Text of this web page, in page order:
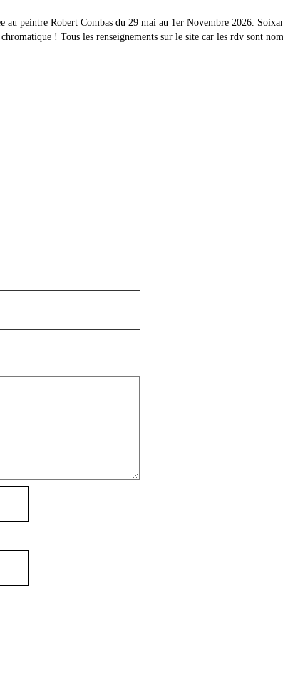
au peintre Robert Combas du 29 mai au 1er Novembre 2026.
! Tous les renseignements sur le site car les rdv sont